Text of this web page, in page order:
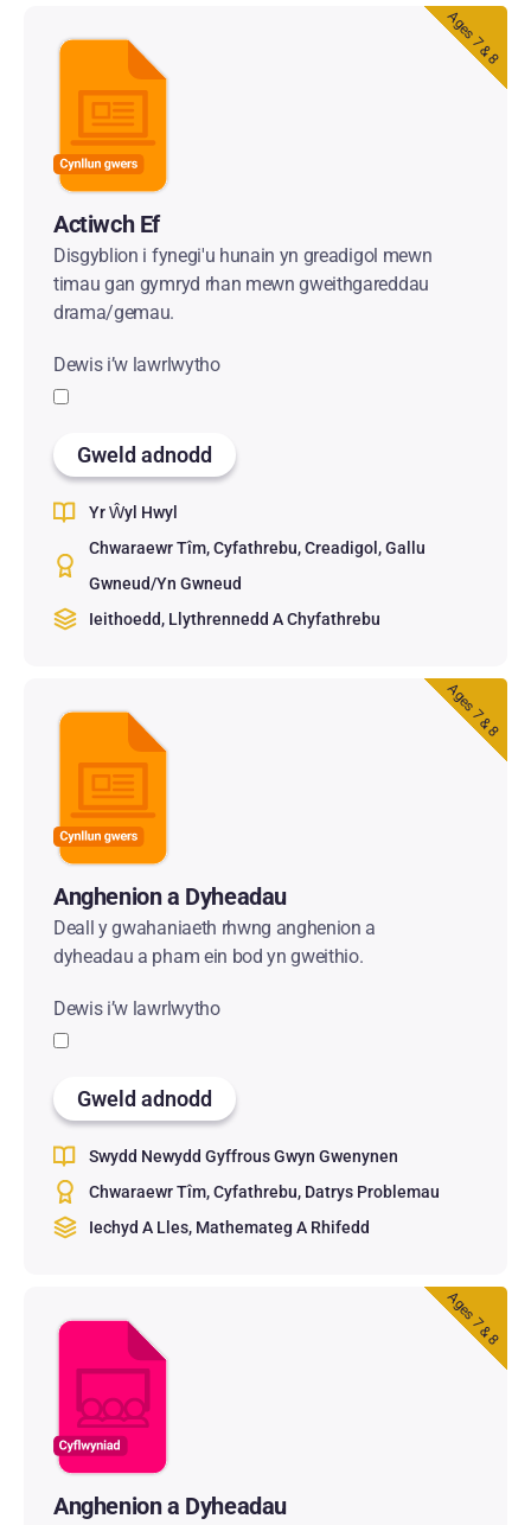
Actiwch Ef
Disgyblion i fynegi'u hunain yn greadigol mewn
timau gan gymryd rhan mewn gweithgareddau
drama/gemau.
Dewis i’w lawrlwytho
Gweld adnodd
Yr Ŵyl Hwyl
Chwaraewr Tîm Cyfathrebu Creadigol
Gallu
Gwneud/Yn Gwneud
Ieithoedd, Llythrennedd A Chyfathrebu
Ages 7 & 8
Anghenion a Dyheadau
Deall y gwahaniaeth rhwng anghenion a
dyheadau a pham ein bod yn gweithio.
Dewis i’w lawrlwytho
Gweld adnodd
Swydd Newydd Gyffrous Gwyn Gwenynen
Chwaraewr Tîm Cyfathrebu Datrys Problemau
Iechyd A Lles Mathemateg A Rhifedd
Ages 7 & 8
Anghenion a Dyheadau
Ages 7 & 8